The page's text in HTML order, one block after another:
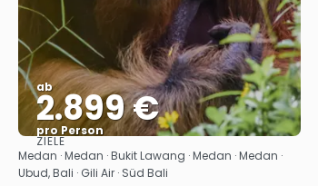
ab
2.899 €
pro Person
Sehen
ZIELE
Medan · Medan · Bukit Lawang · Medan · Medan ·
Ubud, Bali · Gili Air · Süd Bali